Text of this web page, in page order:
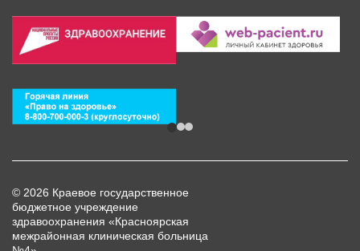
© 2026 Краевое государственное
бюджетное учреждение
здравоохранения «Красноярская
межрайонная клиническая больница